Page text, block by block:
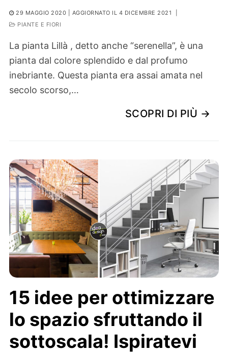
29 MAGGIO 2020 | AGGIORNATO IL 4 DICEMBRE 2021
PIANTE E FIORI
La pianta Lillà , detto anche “serenella”, è una
pianta dal colore splendido e dal profumo
inebriante. Questa pianta era assai amata nel
secolo scorso,…
SCOPRI DI PIÙ →
15 idee per ottimizzare
lo spazio sfruttando il
sottoscala! Ispiratevi